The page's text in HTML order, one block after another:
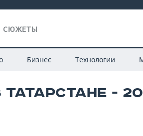
СЮЖЕТЫ
Бизнес Технологии
-
Все новости